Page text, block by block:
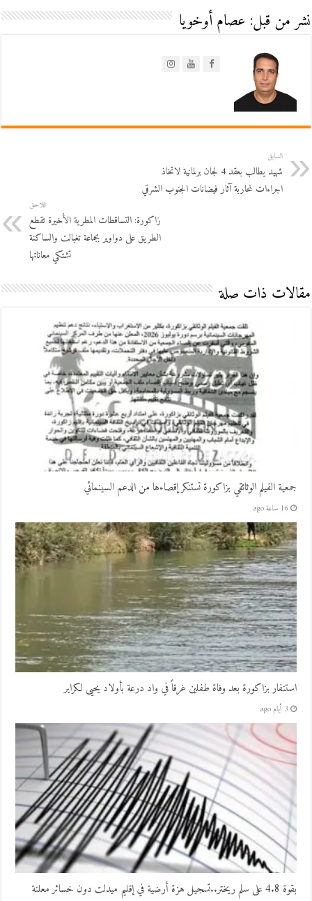
نشر من قبل: عصام أوخويا
السابق
شهيد يطالب بعقد 4 لجان برلمانية لاتخاذ
اجراءات لمحاربة آثار فيضانات الجنوب الشرقي
اللاحق
زاكورة: التساقطات المطرية الأخيرة تقطع
الطريق على دواوير بجماعة تغبالت والساكنة
تشتكي معاناتها
مقالات ذات صلة
جمعية الفيلم الوثائقي بزاكورة تستنكر إقصاءها من الدعم السينمائي
16 ساعة ago
استنفار بزاكورة بعد وفاة طفلين غرقاً في واد درعة بأولاد يحيى لكراير
3 أيام ago
بقوة 4.8 على سلم ريختر..تسجيل هزة أرضية في إقليم ميدلت دون خسائر معلنة